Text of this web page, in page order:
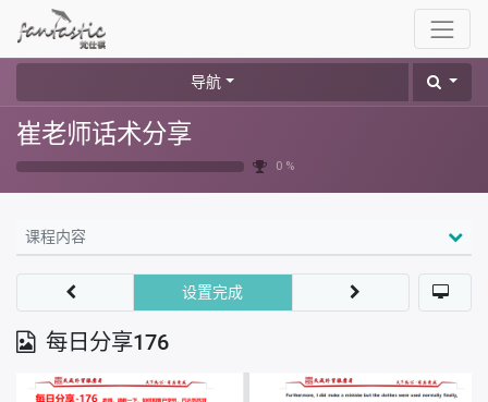
导航
崔老师话术分享
0 %
课程内容
每日分享176
设置完成